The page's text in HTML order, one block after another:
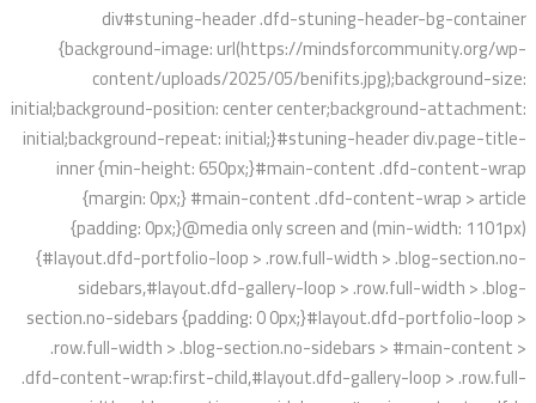
div#stuning-header .dfd-stuning-header-bg-container
{background-image: url(https://mindsforcommunity.org/wp-
content/uploads/2025/05/benifits.jpg);background-size:
initial;background-position: center center;background-attachment:
initial;background-repeat: initial;}#stuning-header div.page-title-
inner {min-height: 650px;}#main-content .dfd-content-wrap
{margin: 0px;} #main-content .dfd-content-wrap > article
{padding: 0px;}@media only screen and (min-width: 1101px)
{#layout.dfd-portfolio-loop > .row.full-width > .blog-section.no-
sidebars,#layout.dfd-gallery-loop > .row.full-width > .blog-
section.no-sidebars {padding: 0 0px;}#layout.dfd-portfolio-loop >
.row.full-width > .blog-section.no-sidebars > #main-content >
.dfd-content-wrap:first-child,#layout.dfd-gallery-loop > .row.full-